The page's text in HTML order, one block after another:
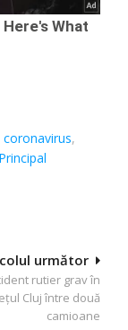
coronavirus,
Principal
următor
rutier grav în
Cluj între două
camioane